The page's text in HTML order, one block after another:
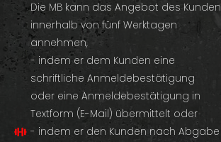
Die MB kann das Angebot des Kunden
innerhalb von fünf Werktagen
annehmen,
- indem er dem Kunden eine
schriftliche Anmeldebestätigung
oder eine Anmeldebestätigung in
Textform (E-Mail) übermittelt oder
- indem er den Kunden nach Abgabe